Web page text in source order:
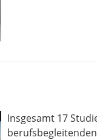
Insgesamt 17